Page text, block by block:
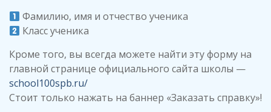
Фамилию, имя и отчество ученика
Класс ученика
Кроме того, вы всегда можете найти эту форму на
главной странице официального сайта школы —
school100spb.ru/
Стоит только нажать на баннер «Заказать справку»!